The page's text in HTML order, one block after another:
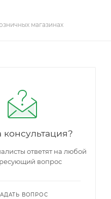
магазинах
ответят на любой
вопрос
ВОПРОС